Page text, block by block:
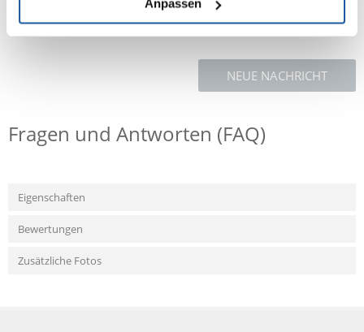
Anpassen
NEUE NACHRICHT
Fragen und Antworten (FAQ)
Eigenschaften
Bewertungen
Zusätzliche Fotos